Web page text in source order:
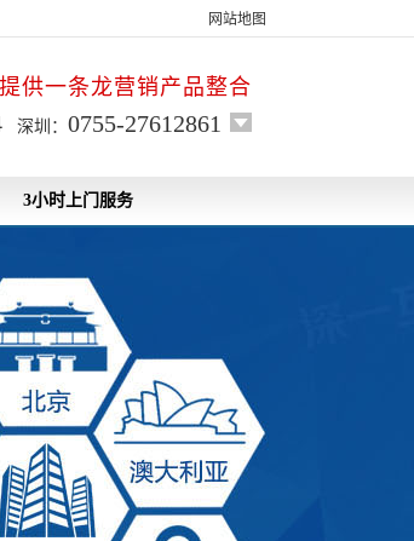
网站地图
供一条龙营销产品整合
深圳： 0755-27612861
3小时上门服务